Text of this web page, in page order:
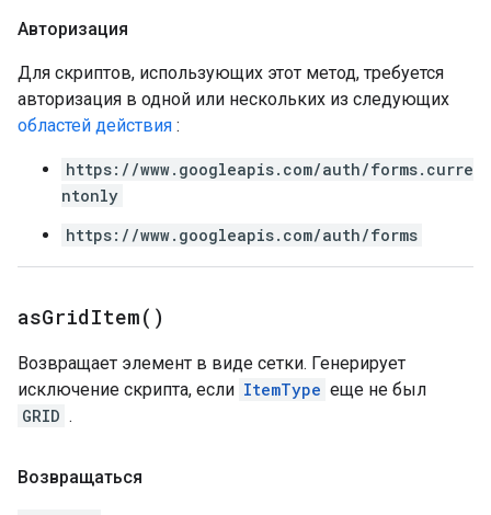
Авторизация
Для скриптов, использующих этот метод, требуется
авторизация в одной или нескольких из следующих
областей действия :
https://www.googleapis.com/auth/forms.curre
ntonly
https://www.googleapis.com/auth/forms
asGridItem( )
Возвращает элемент в виде сетки. Генерирует
исключение скрипта, если ItemType еще не был
GRID .
Возвращаться